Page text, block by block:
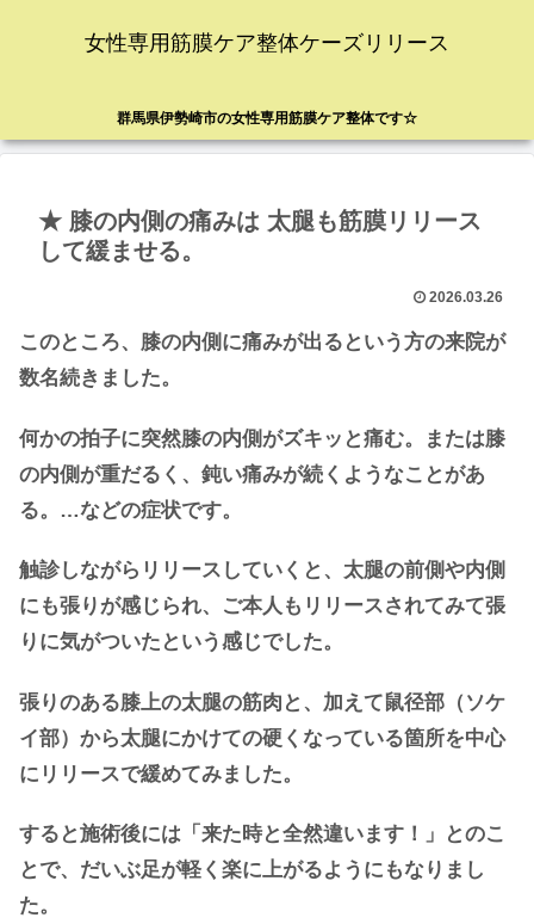
女性専用筋膜ケア整体ケーズリリース
群馬県伊勢崎市の女性専用筋膜ケア整体です☆
★ 膝の内側の痛みは 太腿も筋膜リリース
して緩ませる。
2026.03.26
このところ、膝の内側に痛みが出るという方の来院が
数名続きました。
何かの拍子に突然膝の内側がズキッと痛む。または膝
の内側が重だるく、鈍い痛みが続くようなことがあ
る。…などの症状です。
触診しながらリリースしていくと、太腿の前側や内側
にも張りが感じられ、ご本人もリリースされてみて張
りに気がついたという感じでした。
張りのある膝上の太腿の筋肉と、加えて鼠径部（ソケ
イ部）から太腿にかけての硬くなっている箇所を中心
にリリースで緩めてみました。
すると施術後には「来た時と全然違います！」とのこ
とで、だいぶ足が軽く楽に上がるようにもなりまし
た。